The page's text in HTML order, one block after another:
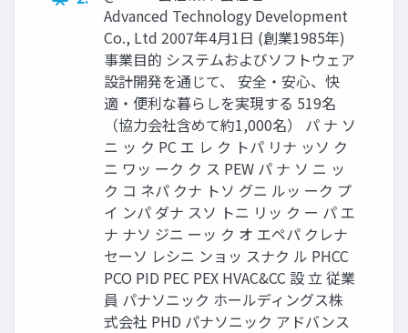
Advanced Technology Development
Co., Ltd 2007年4月1日 (創業1985年)
事業目的 システムおよびソフトウェア
設計開発を通じて、 安全・安心、快
適・便利な暮らしを実現する 519名
（協力会社含めて約1,000名） パ ナ ソ
ニ ッ ク PC エ レ ク トパ リナ ッソ ク
ニ ワッ ーク ク ス PEW パ ナ ソ ニ ッ
ク コ ネパ クナ トソ グニ ルッ ーク プ
イ ンパ ダナ スソ トニ リッ ク ー パ エ
ナ ナソ ジニ ーッ ク オ エペパ クレナ
セーソ レシニ ンョッ スナク ル PHCC
PCO PID PEC PEX HVAC&CC 設 立 従業
員 パナソニック ホールディングス株
式会社 PHD パナソニック アドバンス